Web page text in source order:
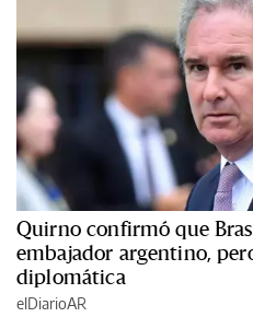
Quirno confirmó que
embajador argentino,
diplomática
elDiarioAR